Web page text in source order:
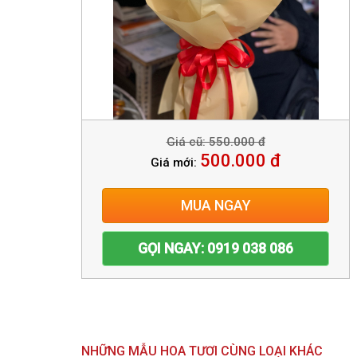
Giá cũ: 550.000 đ
Giá mới: 500.000 đ
MUA NGAY
GỌI NGAY: 0919 038 086
NHỮNG MẪU HOA TƯƠI CÙNG LOẠI KHÁC